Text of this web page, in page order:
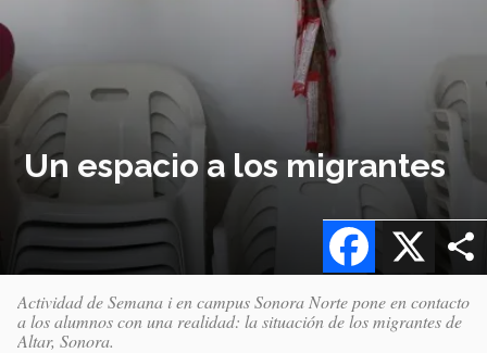
Un espacio a los migrantes
X
Facebook
Actividad de Semana i en campus Sonora Norte pone en contacto
a los alumnos con una realidad: la situación de los migrantes de
Altar, Sonora.